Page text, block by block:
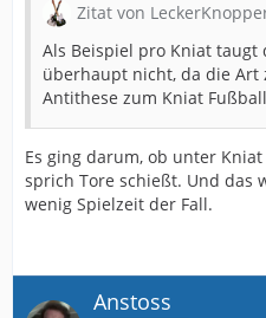
Zitat von
Als Beispiel pro Kniat taugt
überhaupt nicht, da die Art
Antithese zum Kniat
Es ging darum, ob unter
sprich Tore schießt. Und das
wenig Spielzeit der Fall.
Anstoss